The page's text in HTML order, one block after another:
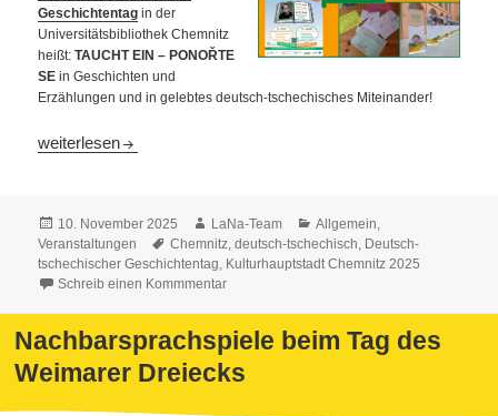
Geschichtentag in der
Universitätsbibliothek Chemnitz
heißt:TAUCHT EIN – PONOŘTE
SE in Geschichten und
Erzählungen und in gelebtes deutsch-tschechisches Miteinander!
Auf nach Chemnitz zum Deutsch-Tschechischen
weiterlesen
Veröffentlicht
am
10. November 2025 Autor
LaNa-Team Kategorien
Allgemein,
Veranstaltungen
Schlagwörter
Chemnitz,deutsch-tschechisch, Deutsch-
tschechischer Geschichtentag, Kulturhauptstadt Chemnitz 2025
Schreib einen Kommmentar
Nachbarsprachspiele beim Tag des
Weimarer Dreiecks